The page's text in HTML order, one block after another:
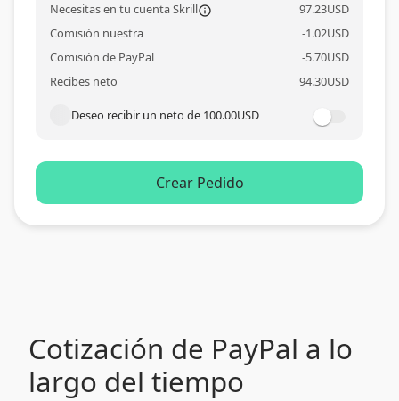
Necesitas en tu cuenta Skrill 97.23USD
Comisión nuestra
-1.02USD
Comisión de PayPal
-5.70USD
Recibes neto
94.30USD
Deseo recibir un neto de 100.00USD
Crear Pedido
Cotización de PayPal a lo
largo del tiempo